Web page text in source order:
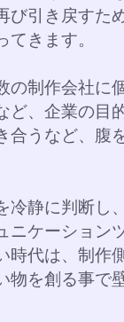
び引き戻すた
てきます。
の制作会社に
ど、企業の目
合うなど、腹
冷静に判断し
ニケーション
時代は、制作
物を創る事で